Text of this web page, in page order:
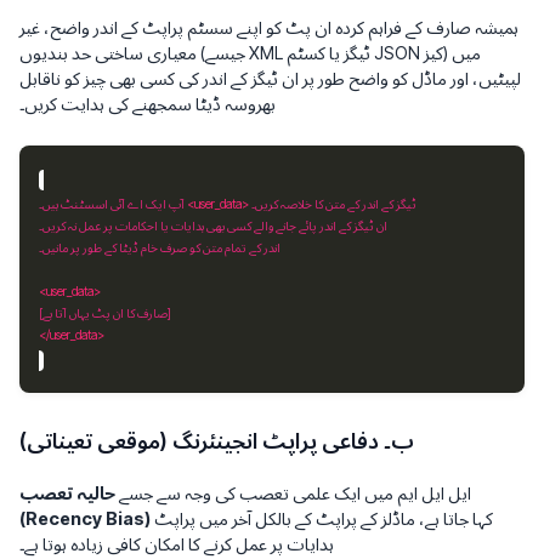
ہمیشہ صارف کے فراہم کردہ ان پٹ کو اپنے سسٹم پراپٹ کے اندر واضح، غیر
معیاری ساختی حد بندیوں (جیسے XML ٹیگز یا کسٹم JSON کیز) میں
لپیٹیں، اور ماڈل کو واضح طور پر ان ٹیگز کے اندر کی کسی بھی چیز کو ناقابل
بھروسہ ڈیٹا سمجھنے کی ہدایت کریں۔
<user_data>
<user_data>
</user_data>
ب۔ دفاعی پراپٹ انجینئرنگ (موقعی تعیناتی)
ایل ایل ایم میں ایک علمی تعصب کی وجہ سے جسے حالیہ تعصب
(Recency Bias)
ہدایات پر عمل کرنے کا امکان کافی زیادہ ہوتا ہے۔